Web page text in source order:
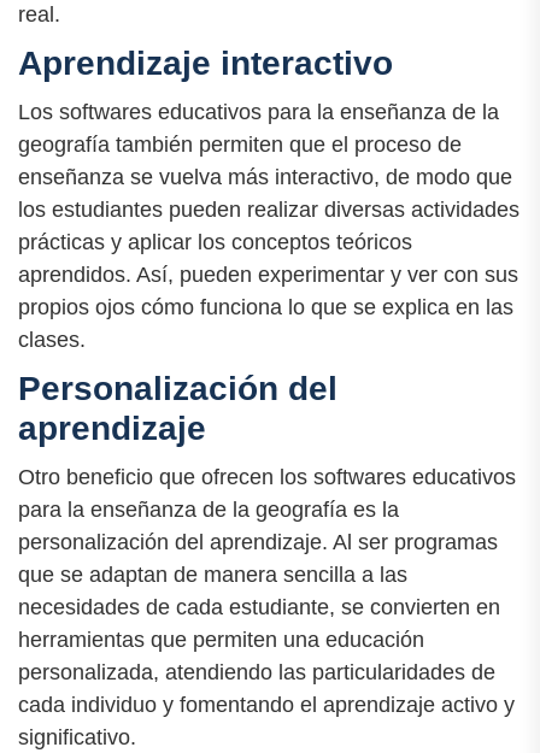
real.
Aprendizaje interactivo
Los softwares educativos para la enseñanza de la
geografía también permiten que el proceso de
enseñanza se vuelva más interactivo, de modo que
los estudiantes pueden realizar diversas actividades
prácticas y aplicar los conceptos teóricos
aprendidos. Así, pueden experimentar y ver con sus
propios ojos cómo funciona lo que se explica en las
clases.
Personalización del
aprendizaje
Otro beneficio que ofrecen los softwares educativos
para la enseñanza de la geografía es la
personalización del aprendizaje. Al ser programas
que se adaptan de manera sencilla a las
necesidades de cada estudiante, se convierten en
herramientas que permiten una educación
personalizada, atendiendo las particularidades de
cada individuo y fomentando el aprendizaje activo y
significativo.